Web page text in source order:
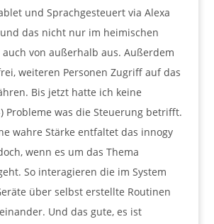
und Sprachgesteuert via Alexa
das nicht nur im heimischen
auch von außerhalb aus. Außerdem
weiteren Personen Zugriff auf das
Bis jetzt hatte ich keine
Probleme was die Steuerung betrifft.
wahre Stärke entfaltet das innogy
wenn es um das Thema
So interagieren die im System
über selbst erstellte Routinen
Und das gute, es ist